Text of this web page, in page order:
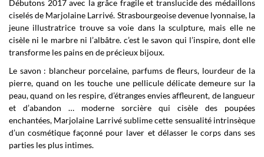
Débutons 2017 avec la grâce fragile et translucide des médaillons
ciselés de Marjolaine Larrivé. Strasbourgeoise devenue lyonnaise, la
jeune illustratrice trouve sa voie dans la sculpture, mais elle ne
cisèle ni le marbre ni l’albâtre. c’est le savon qui l’inspire, dont elle
transforme les pains en de précieux bijoux.
Le savon : blancheur porcelaine, parfums de fleurs, lourdeur de la
pierre, quand on les touche une pellicule délicate demeure sur la
peau, quand on les respire, d’étranges envies affleurent, de langueur
et d’abandon … moderne sorcière qui cisèle des poupées
enchantées, Marjolaine Larrivé sublime cette sensualité intrinsèque
d’un cosmétique façonné pour laver et délasser le corps dans ses
parties les plus intimes.